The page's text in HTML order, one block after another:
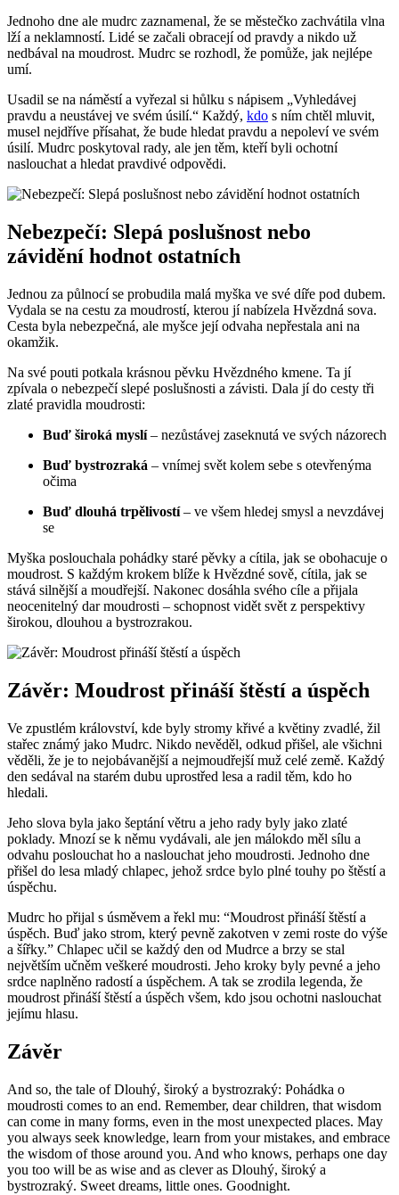
Jednoho dne ale mudrc zaznamenal, že se městečko zachvátila vlna
lží a neklamností. Lidé se začali obracejí od pravdy a nikdo už
nedbával na moudrost. Mudrc se rozhodl, že pomůže, jak nejlépe
umí.
Usadil se na náměstí a vyřezal si hůlku s nápisem „Vyhledávej
pravdu a neustávej ve svém úsilí.“ Každý, kdo s ním chtěl mluvit,
musel nejdříve přísahat, že bude hledat pravdu a nepoleví ve svém
úsilí. Mudrc poskytoval rady, ale jen těm, kteří byli ochotní
naslouchat a hledat pravdivé odpovědi.
Nebezpečí: Slepá poslušnost nebo
závidění hodnot ostatních
Jednou za půlnocí se probudila malá myška ve své díře pod dubem.
Vydala se na cestu za moudrostí, kterou jí nabízela Hvězdná sova.
Cesta byla nebezpečná, ale myšce její odvaha nepřestala ani na
okamžik.
Na své pouti potkala krásnou pěvku Hvězdného kmene. Ta jí
zpívala o nebezpečí slepé poslušnosti a závisti. Dala jí do cesty tři
zlaté pravidla moudrosti:
Buď široká myslí– nezůstávej zaseknutá ve svých názorech
Buď bystrozraká – vnímej svět kolem sebe s otevřenýma
očima
Buď dlouhá trpělivostí– ve všem hledej smysl a nevzdávej
se
Myška poslouchala pohádky staré pěvky a cítila, jak se obohacuje o
moudrost. S každým krokem blíže k Hvězdné sově, cítila, jak se
stává silnější a moudřejší. Nakonec dosáhla svého cíle a přijala
neocenitelný dar moudrosti – schopnost vidět svět z perspektivy
širokou, dlouhou a bystrozrakou.
Závěr: Moudrost přináší štěstí a úspěch
Ve zpustlém království, kde byly stromy křivé a květiny zvadlé, žil
stařec známý jako Mudrc. Nikdo nevěděl, odkud přišel, ale všichni
věděli, že je to nejobávanější a nejmoudřejší muž celé země. Každý
den sedával na starém dubu uprostřed lesa a radil těm, kdo ho
hledali.
Jeho slova byla jako šeptání větru a jeho rady byly jako zlaté
poklady. Mnozí se k němu vydávali, ale jen málokdo měl sílu a
odvahu poslouchat ho a naslouchat jeho moudrosti. Jednoho dne
přišel do lesa mladý chlapec, jehož srdce bylo plné touhy po štěstí a
úspěchu.
Mudrc ho přijal s úsměvem a řekl mu: “Moudrost přináší štěstí a
úspěch. Buď jako strom, který pevně zakotven v zemi roste do výše
a šířky.” Chlapec učil se každý den od Mudrce a brzy se stal
největším učněm veškeré moudrosti. Jeho kroky byly pevné a jeho
srdce naplněno radostí a úspěchem. A tak se zrodila legenda, že
moudrost přináší štěstí a úspěch všem, kdo jsou ochotni naslouchat
jejímu hlasu.
Závěr
And so, the tale of Dlouhý, široký a bystrozraký: Pohádka o
moudrosti comes to an end. Remember, dear children, that wisdom
can come in many forms, even in the most unexpected places. May
you always seek knowledge, learn from your mistakes, and embrace
the wisdom of those around you. And who knows, perhaps one day
you too will be as wise and as clever as Dlouhý, široký a
bystrozraký. Sweet dreams, little ones. Goodnight.